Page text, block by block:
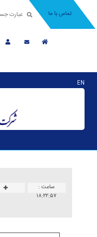
تماس با ما
EN
ساعت :
۱۸:۲۲:۵۷